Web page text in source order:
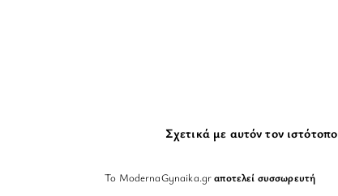
Σχετικά με αυτόν τον ιστότοπο
Το ModernaGynaika.grαποτελεί συσσωρευτή